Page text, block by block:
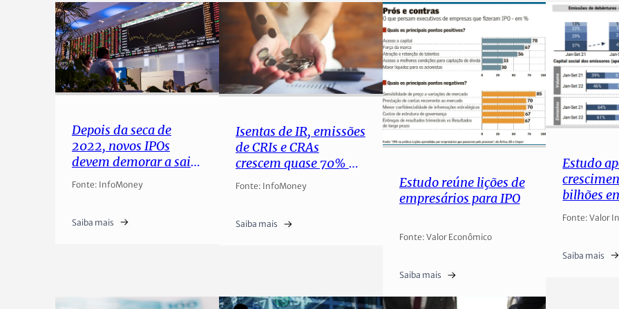
Depois da seca de
2022, novos IPOs
devem demorar a sair
e ter novo perfil
Fonte: InfoMoney
Saiba mais
Isentas de IR, emissões
de CRIs e CRAs
crescem quase 70% no
ano; por que os papéis
Fonte: InfoMoney
Saiba mais
Estudo reúne lições de
empresários para IPO
Fonte: Valor Econômico
Saiba mais
Estudo
bilhões
de CRA e
Fonte: Valor
Saiba mais